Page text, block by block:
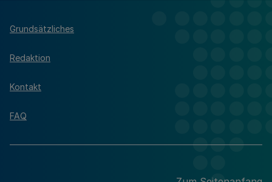
Grundsätzliches
Redaktion
Kontakt
FAQ